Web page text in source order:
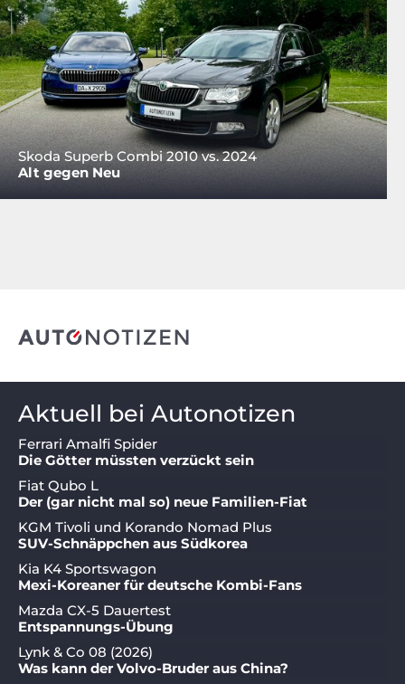
Skoda Superb Combi 2010 vs. 2024
Alt gegen Neu
Aktuell bei Autonotizen
Ferrari Amalfi Spider
Die Götter müssten verzückt sein
Fiat Qubo L
Der (gar nicht mal so) neue Familien-Fiat
KGM Tivoli und Korando Nomad Plus
SUV-Schnäppchen aus Südkorea
Kia K4 Sportswagon
Mexi-Koreaner für deutsche Kombi-Fans
Mazda CX-5 Dauertest
Entspannungs-Übung
Lynk & Co 08 (2026)
Was kann der Volvo-Bruder aus China?